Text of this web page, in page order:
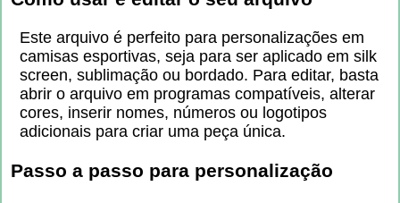
Este arquivo é perfeito para personalizações em
camisas esportivas, seja para ser aplicado em silk
screen, sublimação ou bordado. Para editar, basta
abrir o arquivo em programas compatíveis, alterar
cores, inserir nomes, números ou logotipos
adicionais para criar uma peça única.
Passo a passo para personalização